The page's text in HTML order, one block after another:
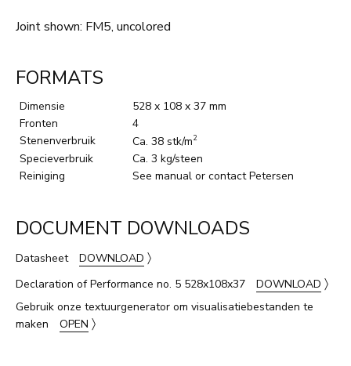
Joint shown: FM5, uncolored
FORMATS
Dimensie
528 x 108 x 37 mm
Fronten
4
Stenenverbruik
Ca. 38 stk/m2
Specieverbruik
Ca. 3 kg/steen
Reiniging
See manual or contact Petersen
DOCUMENT DOWNLOADS
Datasheet DOWNLOAD 〉
Declaration of Performance no. 5 528x108x37 DOWNLOAD 〉
Gebruik onze textuurgenerator om visualisatiebestanden te
maken
OPEN 〉